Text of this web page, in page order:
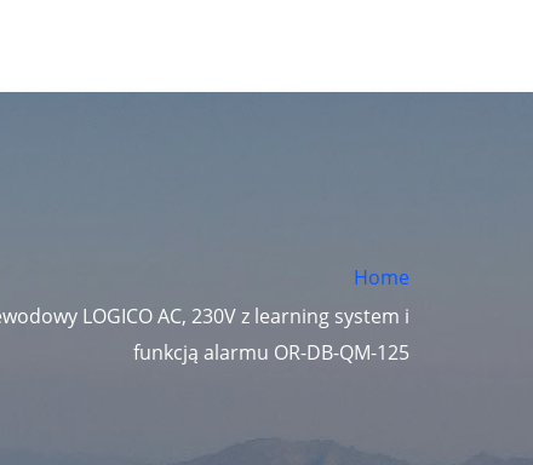
Home
LOGICO AC, 230V z learning system i
funkcją alarmu OR-DB-QM-125